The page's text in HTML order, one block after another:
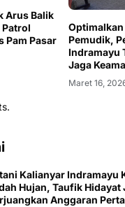
Arus Balik
Pam Pasar
Optimalkan
Pemudik,
Indramayu
Jaga
KM 130A
Maret 16,
Kalianyar Indramayu
Hujan, Taufik Hidayat
Anggaran